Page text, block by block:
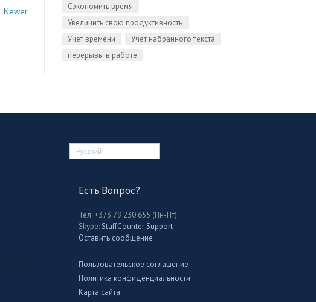
Newer
Сэкономить время
Увеличить свою продуктивность
Учет времени
Учет набранного текста
перерывы в работе
Русский
Есть Вопрос?
Тел: +373 79 230 655 (Пн-Пт)
Skype:StaffCounter Support
Оставить сообщение
Пользовательское соглашение
Политика конфиденциальности
Карта сайта